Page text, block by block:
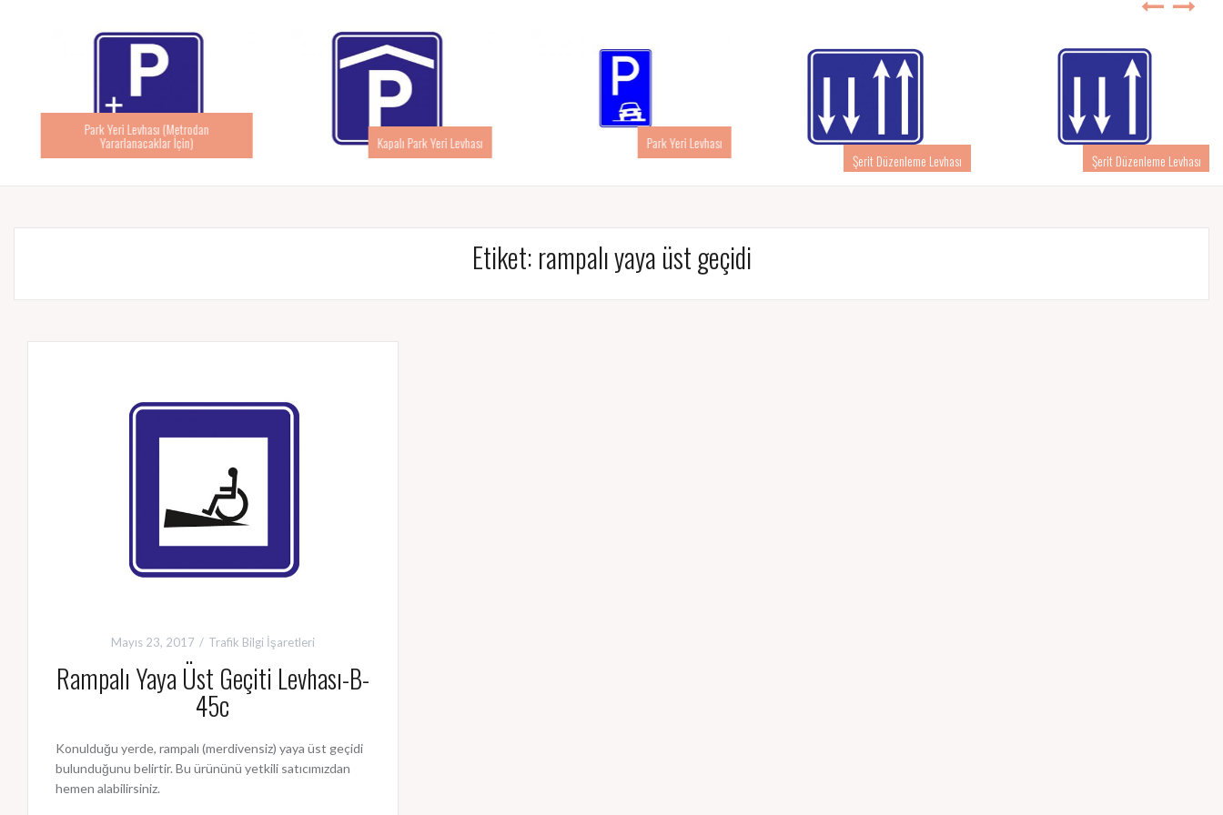
Park Yeri Levhası (Metrodan
Yararlanacaklar İçin) Kapalı Park Yeri Levhası
Park Yeri Levhası
Şerit Düzenleme Levhası
Şerit Düzenleme Levhası
Etiket: rampalı yaya üst geçidi
Mayıs 23, 2017 Trafik Bilgi İşaretleri
Rampalı Yaya Üst Geçiti Levhası-B-
45c
Konulduğu yerde, rampalı (merdivensiz) yaya üst geçidi
bulunduğunu belirtir. Bu ürününü yetkili satıcımızdan
hemen alabilirsiniz.